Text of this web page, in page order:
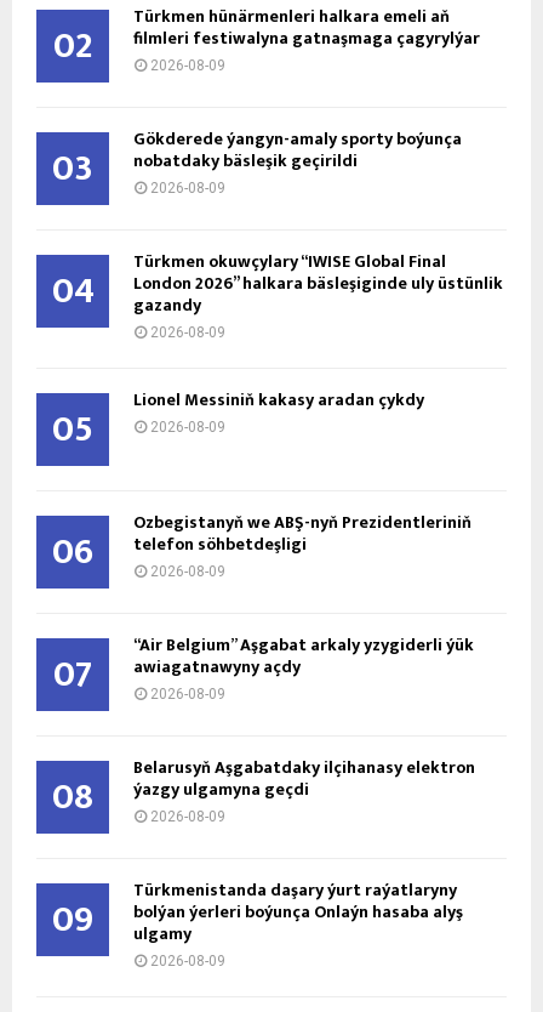
02 Türkmen hünärmenleri halkara emeli aň
filmleri festiwalyna gatnaşmaga çagyrylýar
2026-08-09
03 Gökderede ýangyn-amaly sporty boýunça
nobatdaky bäsleşik geçirildi
2026-08-09
04 Türkmen okuwçylary “IWISE Global Final
London 2026” halkara bäsleşiginde uly üstünlik
gazandy
2026-08-09
05 Lionel Messiniň kakasy aradan çykdy
2026-08-09
06 Özbegistanyň we ABŞ-nyň Prezidentleriniň
telefon söhbetdeşligi
2026-08-09
07 “Air Belgium” Aşgabat arkaly yzygiderli ýük
awiagatnawyny açdy
2026-08-09
08 Belarusyň Aşgabatdaky ilçihanasy elektron
ýazgy ulgamyna geçdi
2026-08-09
09 Türkmenistanda daşary ýurt raýatlaryny
bolýan ýerleri boýunça Onlaýn hasaba alyş
ulgamy
2026-08-09